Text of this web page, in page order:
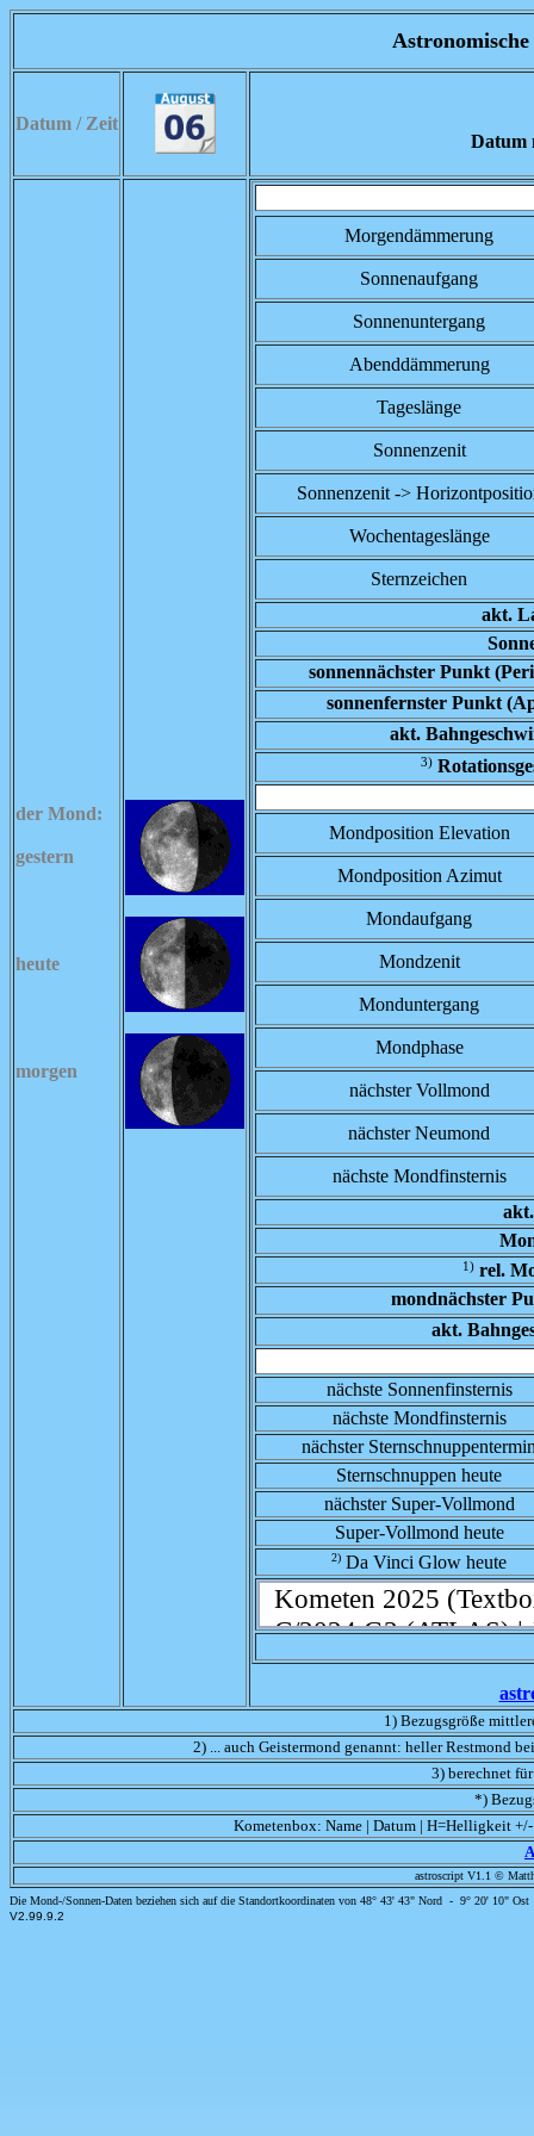
Datum / Zeit
Datum
der Mond:
gestern
heute
morgen
Morgendämmerung
Sonnenaufgang
Sonnenuntergang
Abenddämmerung
Tageslänge
Sonnenzenit
Sonnenzenit ->
Wochentageslänge
Sternzeichen
akt.
sonnennächster Punkt
sonnenfernster Punkt
akt.
3)
Mondposition Elevation
Mondposition Azimut
Mondaufgang
Mondzenit
Monduntergang
Mondphase
nächster Vollmond
nächster Neumond
nächste Mondfinsternis
1) rel.
mondnächster
akt.
nächste Sonnenfinsternis
nächste Mondfinsternis
nächster
Sternschnuppen heute
nächster Super-Vollmond
Super-Vollmond heute
2) Da Vinci Glow heute
1) Bezugsgröße
2) ... auch Geistermond genannt: heller Restmond
3) berechnet
*)
Kometenbox: Name | Datum | H=Helligkeit
astroscript V1.1 ©
Die Mond-/Sonnen-Daten beziehen sich auf die Standortkoordinaten von 48° 43' 43" Nord - 9° 20' 10" Ost
V2.99.9.2